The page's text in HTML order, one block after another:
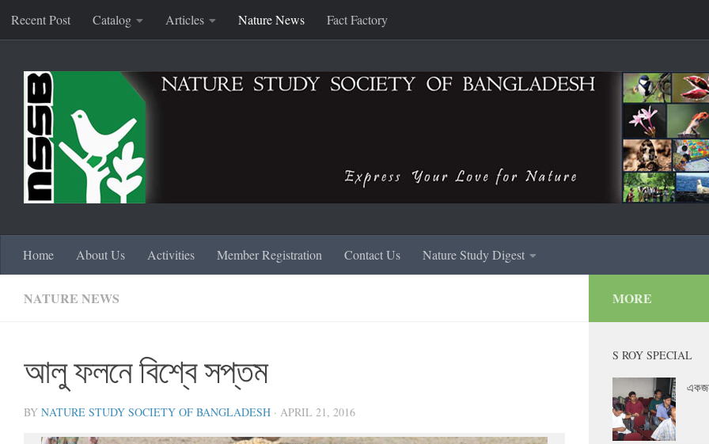
Skip to content
Recent Post Catalog Articles Nature News Fact Factory
Home About Us Activities Member Registration Contact Us Nature Study Digest
NATURE NEWS
আলু ফলনে বিশ্বে সপ্তম
BY NATURE STUDY SOCIETY OF BANGLADESH · APRIL 21, 2016
MORE
S ROY SPECIAL